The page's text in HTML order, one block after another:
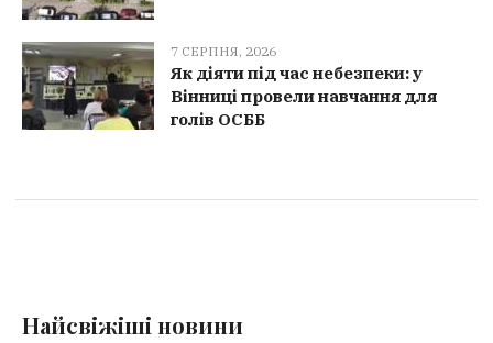
7 СЕРПНЯ, 2026
Як діяти під час небезпеки: у
Вінниці провели навчання для
голів ОСББ
Найсвіжіші новини